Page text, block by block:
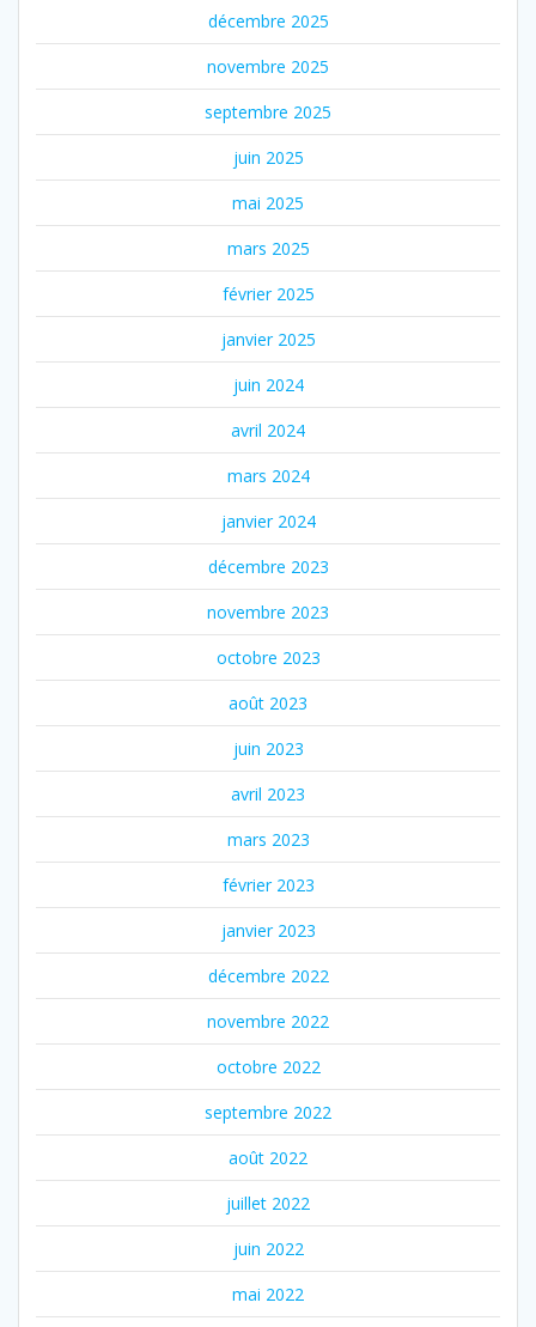
décembre 2025
novembre 2025
septembre 2025
juin 2025
mai 2025
mars 2025
février 2025
janvier 2025
juin 2024
avril 2024
mars 2024
janvier 2024
décembre 2023
novembre 2023
octobre 2023
août 2023
juin 2023
avril 2023
mars 2023
février 2023
janvier 2023
décembre 2022
novembre 2022
octobre 2022
septembre 2022
août 2022
juillet 2022
juin 2022
mai 2022